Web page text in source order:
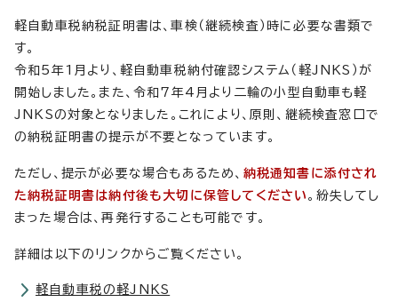
軽自動車税納税証明書は、車検（継続検査）時に必要な書類で
す。
令和5年1月より、軽自動車税納付確認システム（軽JNKS）が
開始しました。また、令和7年4月より二輪の小型自動車も軽
JNKSの対象となりました。これにより、原則、継続検査窓口で
の納税証明書の提示が不要となっています。
ただし、提示が必要な場合もあるため、 納税通知書に添付され
た納税証明書は納付後も大切に保管してください 。紛失してし
まった場合は、再発行することも可能です。
詳細は以下のリンクからご覧ください。
軽自動車税の軽JNKS